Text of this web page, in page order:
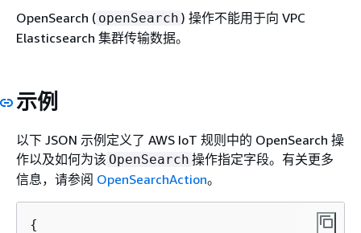
OpenSearch ( openSearch ) 操作不能用于向 VPC
Elasticsearch 集群传输数据。
示例
以下 JSON 示例定义了 AWS IoT 规则中的 OpenSearch 操
作以及如何为该 OpenSearch 操作指定字段。有关更多
信息，请参阅 OpenSearchAction。
{